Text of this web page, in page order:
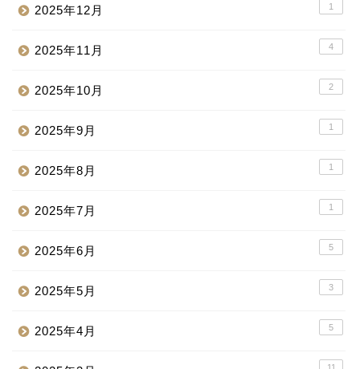
2025年12月 1
2025年11月 4
2025年10月 2
2025年9月 1
2025年8月 1
2025年7月 1
2025年6月 5
2025年5月 3
2025年4月 5
11